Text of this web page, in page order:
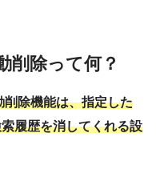
削除って何？
削除機能は、指定した
履歴を消してくれる設